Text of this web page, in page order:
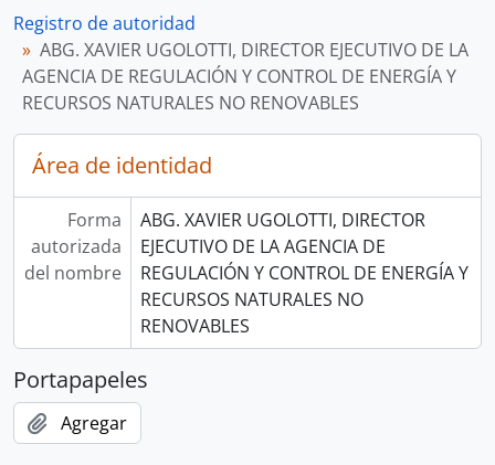
Registro de autoridad
ABG. XAVIER UGOLOTTI, DIRECTOR EJECUTIVO DE LA
AGENCIA DE REGULACIÓN Y CONTROL DE ENERGÍA Y
RECURSOS NATURALES NO RENOVABLES
Área de identidad
Forma
autorizada
del nombre
ABG. XAVIER UGOLOTTI, DIRECTOR
EJECUTIVO DE LA AGENCIA DE
REGULACIÓN Y CONTROL DE ENERGÍA Y
RECURSOS NATURALES NO
RENOVABLES
Portapapeles
Agregar